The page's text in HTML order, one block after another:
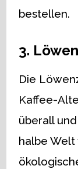
bestellen.
3.
Die
Kaffee-
überall
halbe Welt